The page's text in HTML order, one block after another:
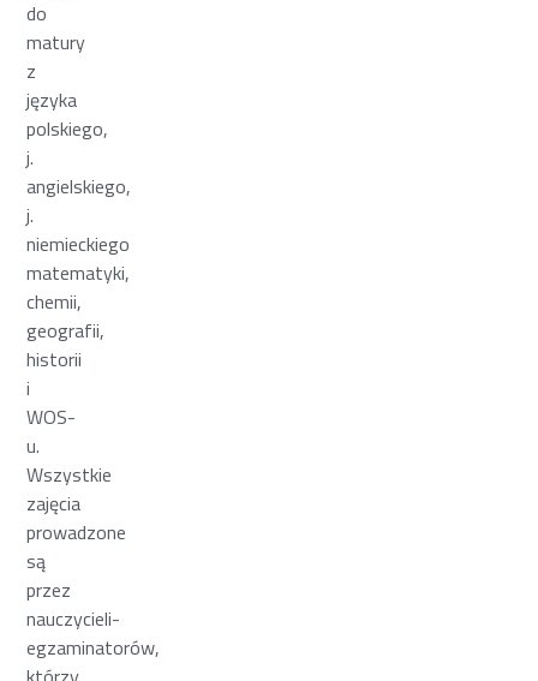
do
matury
z
języka
polskiego,
j.
angielskiego,
j.
niemieckiego
matematyki,
chemii,
geografii,
historii
i
WOS-
u.
Wszystkie
zajęcia
prowadzone
są
przez
nauczycieli-
egzaminatorów,